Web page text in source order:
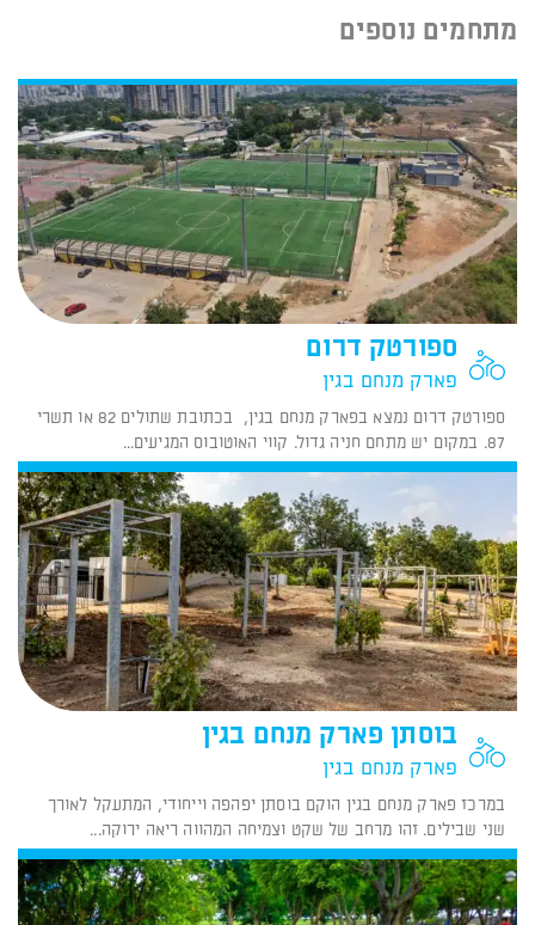
מתחמים נוספים
ספורטק דרום
פארק מנחם בגין
ספורטק דרום נמצא בפארק מנחם בגין, בכתובת שתולים 82 או תשרי
87. במקום יש מתחם חניה גדול. קווי האוטובוס המגיעים...
בוסתן פארק מנחם בגין
פארק מנחם בגין
במרכז פארק מנחם בגין הוקם בוסתן יפהפה וייחודי, המתעקל לאורך
שני שבילים. זהו מרחב של שקט וצמיחה המהווה ריאה ירוקה...